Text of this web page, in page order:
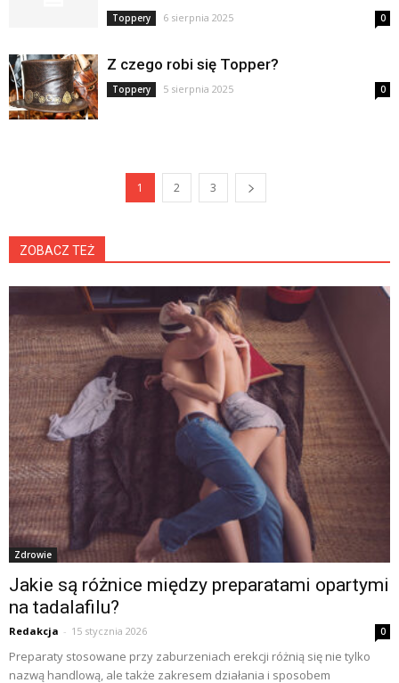
Toppery 6 sierpnia 2025 0
Z czego robi się Topper?
Toppery 5 sierpnia 2025 0
1 2 3
ZOBACZ TEŻ
Zdrowie
Jakie są różnice między preparatami opartymi
na tadalafilu?
Redakcja - 15 stycznia 2026 0
Preparaty stosowane przy zaburzeniach erekcji różnią się nie tylko
nazwą handlową, ale także zakresem działania i sposobem